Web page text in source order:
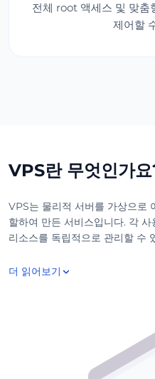
전체 root 액세스 및 맞춤
제어할
VPS란 무엇인가
VPS는 물리적 서버를 가상으로
할하여 만든 서비스입니다. 각
리소스를 독립적으로 관리할 수
더 읽어보기